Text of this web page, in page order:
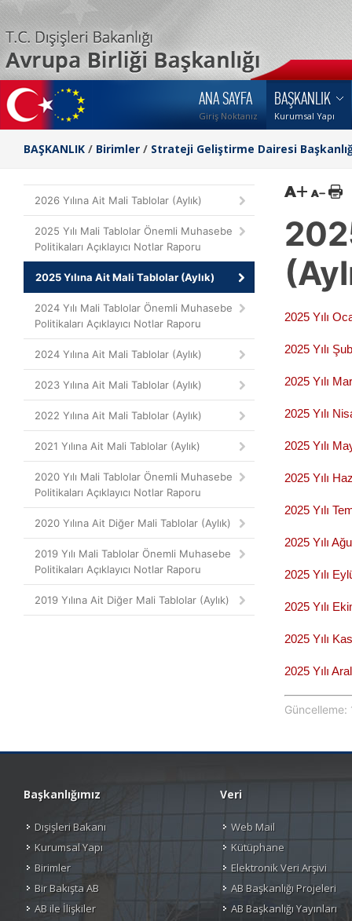
ANA SAYFA
Giriş Noktanız
BAŞKANLIK
Kurumsal Yapı
BAŞKANLIK / Birimler / Strateji Geliştirme Dairesi
2026 Yılına Ait Mali Tablolar (Aylık)
2025 Yılı Mali Tablolar Önemli Muhasebe
Politikaları Açıklayıcı Notlar Raporu
2025 Yılına Ait Mali Tablolar (Aylık)
2024 Yılı Mali Tablolar Önemli Muhasebe
Politikaları Açıklayıcı Notlar Raporu
2024 Yılına Ait Mali Tablolar (Aylık)
2023 Yılına Ait Mali Tablolar (Aylık)
2022 Yılına Ait Mali Tablolar (Aylık)
2021 Yılına Ait Mali Tablolar (Aylık)
2020 Yılı Mali Tablolar Önemli Muhasebe
Politikaları Açıklayıcı Notlar Raporu
2020 Yılına Ait Diğer Mali Tablolar (Aylık)
2019 Yılı Mali Tablolar Önemli Muhasebe
Politikaları Açıklayıcı Notlar Raporu
2019 Yılına Ait Diğer Mali Tablolar (Aylık)
2025 Yılı
2025 Yılı
2025 Yılı
2025 Yılı
2025 Yılı
2025 Yılı
2025 Yılı
2025 Yılı
2025 Yılı
2025 Yılı
2025 Yılı
2025 Yılı
Başkanlığımız
Dışişleri Bakanı
Kurumsal Yapı
Birimler
Bir Bakışta AB
AB ile İlişkiler
Veri
Web Mail
Kütüphane
Elektronik Veri Arşivi
AB Başkanlığı Projeleri
AB Başkanlığı Yayınları